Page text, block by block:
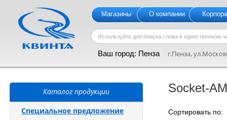
Магазины О компании
Ваш город: Пенза г.Пенза,
Socket-
Сортировать
Каталог продукции
Специальное предложение